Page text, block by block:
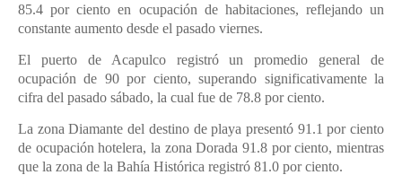
85.4 por ciento en ocupación de habitaciones, reflejando un
constante aumento desde el pasado viernes.
El puerto de Acapulco registró un promedio general de
ocupación de 90 por ciento, superando significativamente la
cifra del pasado sábado, la cual fue de 78.8 por ciento.
La zona Diamante del destino de playa presentó 91.1 por ciento
de ocupación hotelera, la zona Dorada 91.8 por ciento, mientras
que la zona de la Bahía Histórica registró 81.0 por ciento.